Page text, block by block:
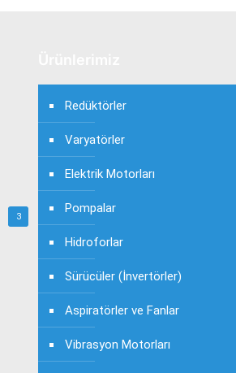
3
Redüktörler
Varyatörler
Elektrik Motorları
Pompalar
Hidroforlar
Sürücüler (İnvertörler)
Aspiratörler ve Fanlar
Vibrasyon Motorları